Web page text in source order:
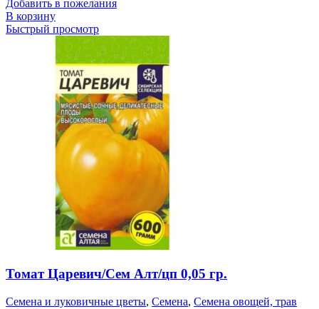
Добавить в пожелания
В корзину
Быстрый просмотр
Томат Царевич/Сем Алт/цп 0,05 гр.
Семена и луковичные цветы, Семена, Семена овощей, трав